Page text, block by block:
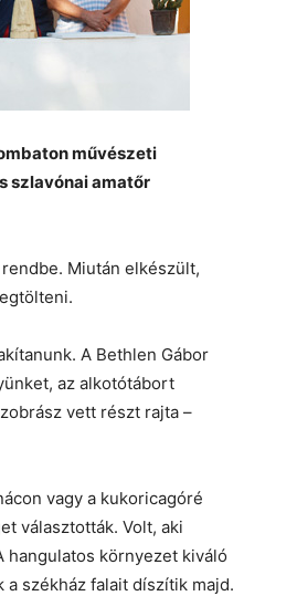
művészeti
szlavónai amatőr
Miután elkészült,
A Bethlen Gábor
az alkotótábort
vett részt rajta –
vagy a kukoricagóré
választották. Volt, aki
hangulatos környezet kiváló
székház falait díszítik majd.